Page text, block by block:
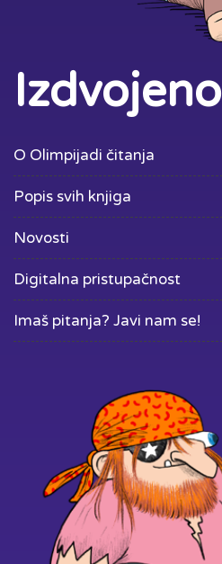
Izdvojeno
O Olimpijadi čitanja
Popis svih knjiga
Novosti
Digitalna pristupačnost
Imaš pitanja? Javi nam se!